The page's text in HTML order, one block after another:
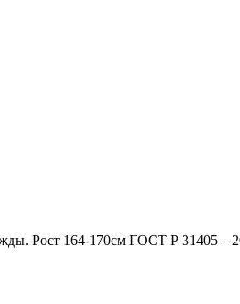
Рост 164-170см ГОСТ Р 31405 –